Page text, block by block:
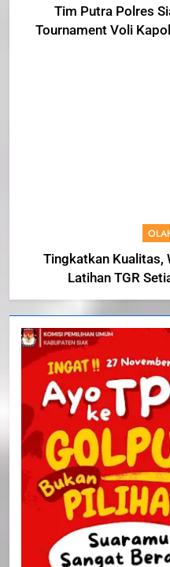
Tim Putra Polres
Tournament Voli
Tingkatkan Kualitas,
Latihan TGR